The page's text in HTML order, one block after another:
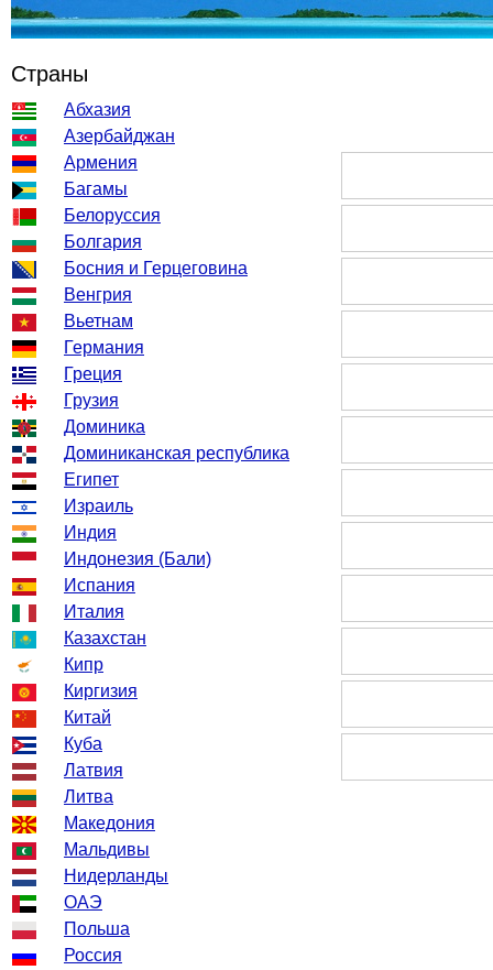
Страны
Абхазия
Азербайджан
Армения
Багамы
Белоруссия
Болгария
Босния и Герцеговина
Венгрия
Вьетнам
Германия
Греция
Грузия
Доминика
Доминиканская республика
Египет
Израиль
Индия
Индонезия (Бали)
Испания
Италия
Казахстан
Кипр
Киргизия
Китай
Куба
Латвия
Литва
Македония
Мальдивы
Нидерланды
ОАЭ
Польша
Россия